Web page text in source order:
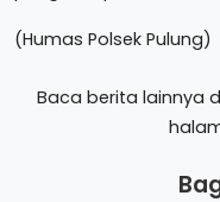
(Humas Polsek Pulung)
Baca berita lainnya